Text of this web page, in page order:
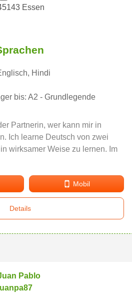
Essen
Hindi
bis: A2 - Grundlegende
Partnerin, wer kann mir in
Ich learne Deutsch von zwei
wirksamer Weise zu lernen. Im
Mobil
Details
Pablo